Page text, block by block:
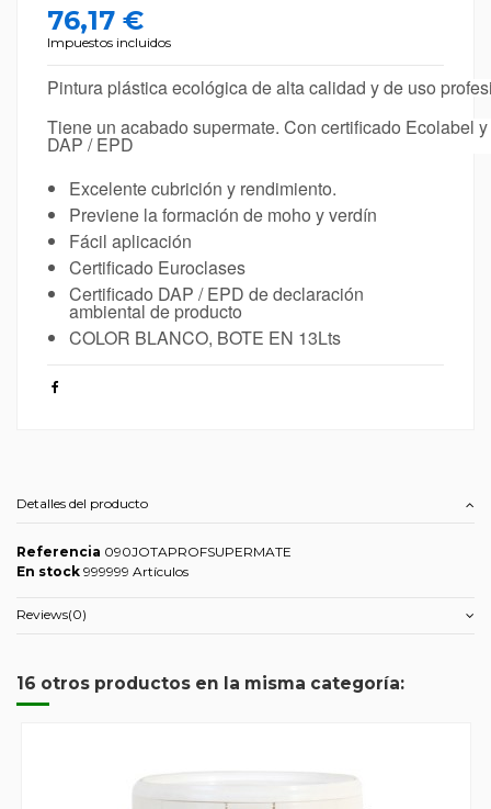
76,17 €
Impuestos incluidos
Pintura plástica ecológica de alta calidad y de uso
Tiene un acabado supermate. Con certificado Ecolabel
DAP / EPD
Excelente cubrición y rendimiento.
Previene la formación de moho y verdín
Fácil aplicación
Certificado Euroclases
Certificado DAP / EPD de declaración
ambiental de producto
COLOR BLANCO, BOTE EN 13Lts
Detalles del producto
Referencia 090JOTAPROFSUPERMATE
En stock 999999 Artículos
Reviews(0)
16 otros productos en la misma categoría: